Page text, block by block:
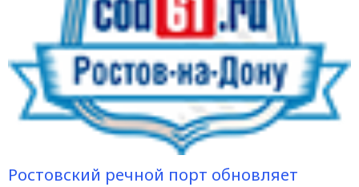
Ростовский речной порт обновляет